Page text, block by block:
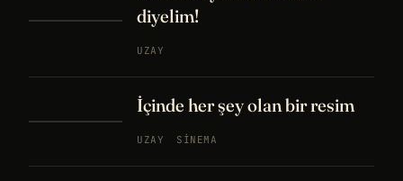
diyelim!
UZAY
İçinde her şey olan bir resim
UZAY SINEMA